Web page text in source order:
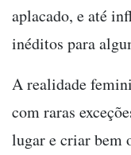
aplacado, e até
inéditos para
A realidade
com raras
lugar e criar bem